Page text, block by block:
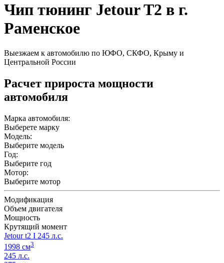
Чип тюнинг Jetour T2 в г.
Раменское
Выезжаем к автомобилю по ЮФО, СКФО, Крыму и
Центральной России
Расчет прироста мощности
автомобиля
Марка автомобиля:
Выберете марку
Модель:
Выберите модель
Год:
Выберите год
Мотор:
Выберите мотор
Модификация
Объем двигателя
Мощность
Крутящий момент
Jetour t2 I 245 л.с.
1998 см3
245 л.с.